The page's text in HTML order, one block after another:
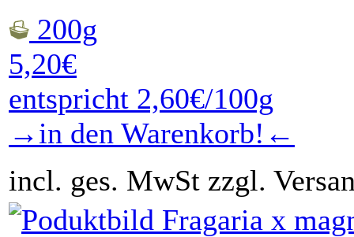
200g
5,20€
entspricht 2,60€/100g
→in den Warenkorb!←
incl. ges. MwSt zzgl.